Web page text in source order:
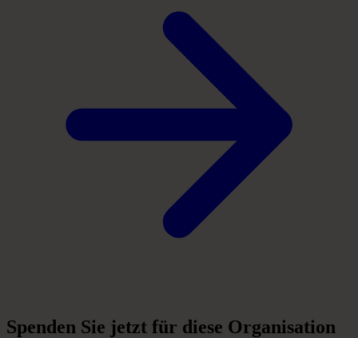
Spenden Sie jetzt für diese Organisation